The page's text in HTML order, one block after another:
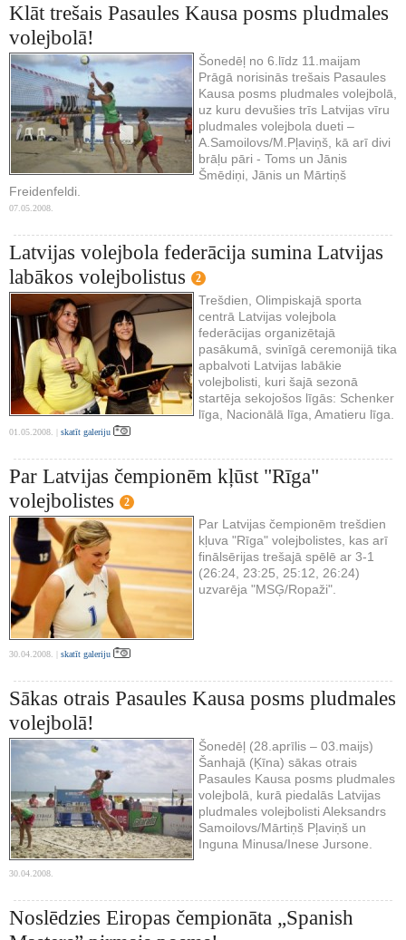
Klāt trešais Pasaules Kausa posms pludmales
volejbolā!
Šonedēļ no 6.līdz 11.maijam
Prāgā norisinās trešais Pasaules
Kausa posms pludmales volejbolā,
uz kuru devušies trīs Latvijas vīru
pludmales volejbola dueti –
A.Samoilovs/M.Pļaviņš, kā arī divi
brāļu pāri - Toms un Jānis
Šmēdiņi, Jānis un Mārtiņš
Freidenfeldi.
07.05.2008.
Latvijas volejbola federācija sumina Latvijas
labākos volejbolistus
2
Trešdien, Olimpiskajā sporta
centrā Latvijas volejbola
federācijas organizētajā
pasākumā, svinīgā ceremonijā tika
apbalvoti Latvijas labākie
volejbolisti, kuri šajā sezonā
startēja sekojošos līgās: Schenker
līga, Nacionālā līga, Amatieru līga.
01.05.2008. | skatīt galeriju
Par Latvijas čempionēm kļūst "Rīga"
volejbolistes
2
Par Latvijas čempionēm trešdien
kļuva "Rīga" volejbolistes, kas arī
finālsērijas trešajā spēlē ar 3-1
(26:24, 23:25, 25:12, 26:24)
uzvarēja "MSĢ/Ropaži".
30.04.2008. | skatīt galeriju
Sākas otrais Pasaules Kausa posms pludmales
volejbolā!
Šonedēļ (28.aprīlis – 03.maijs)
Šanhajā (Ķīna) sākas otrais
Pasaules Kausa posms pludmales
volejbolā, kurā piedalās Latvijas
pludmales volejbolisti Aleksandrs
Samoilovs/Mārtiņš Pļaviņš un
Inguna Minusa/Inese Jursone.
30.04.2008.
Noslēdzies Eiropas čempionāta „Spanish